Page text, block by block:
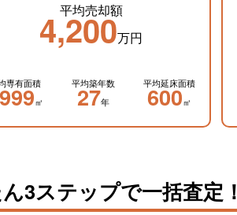
平均売却額
4,200万円
専有面積
㎡
平均築年数
27年
平均延床面積
600㎡
3ステップで一括査定！